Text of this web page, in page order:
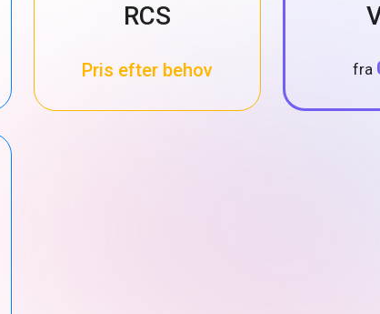
RCS
Pris efter behov fra